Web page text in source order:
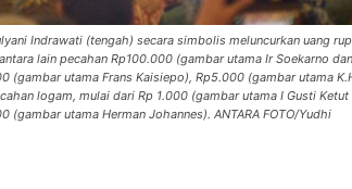
Indrawati (tengah) secara simbolis meluncurkan uang
lain pecahan Rp100.000 (gambar utama Ir Soekarno
(gambar utama Frans Kaisiepo), Rp5.000 (gambar utama
logam, mulai dari Rp 1.000 (gambar utama I Gusti Ketut
utama Herman Johannes). ANTARA FOTO/Yudhi